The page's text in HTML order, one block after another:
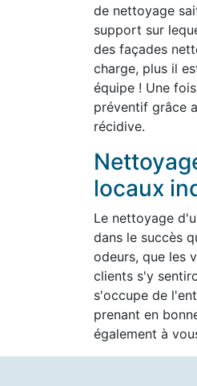
de nettoyage
support sur
des façades
charge, plus il
équipe ! Une
préventif grâce
récidive.
locaux
Le nettoyage
dans le succès
odeurs, que les
clients s'y
s'occupe de
prenant en
également à